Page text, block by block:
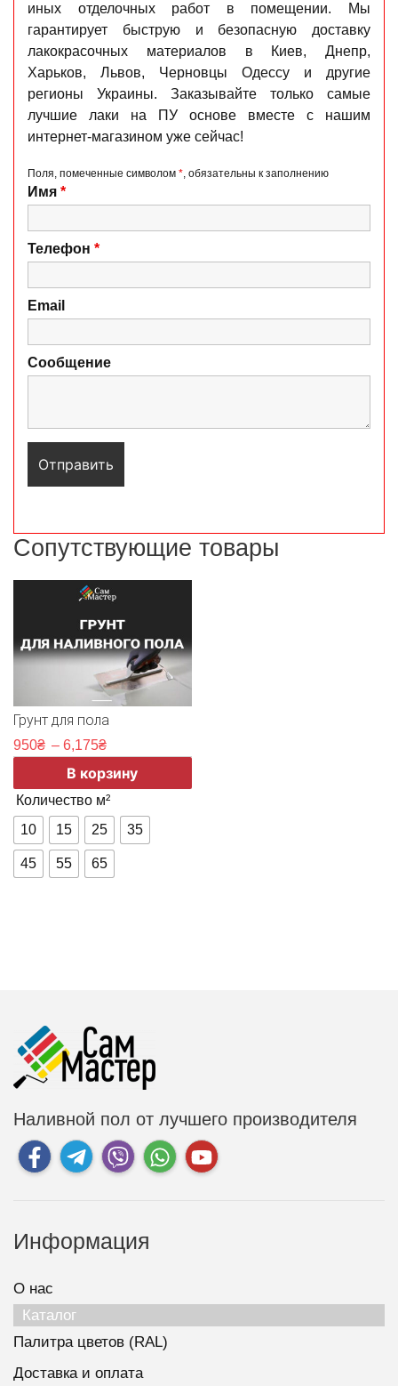
иных отделочных работ в помещении. Мы
гарантирует быструю и безопасную доставку
лакокрасочных материалов в Киев, Днепр,
Харьков, Львов, Черновцы Одессу и другие
регионы Украины. Заказывайте только самые
лучшие лаки на ПУ основе вместе с нашим
интернет-магазином уже сейчас!
Поля, помеченные символом *, обязательны к заполнению
Имя *
Телефон *
Email
Сообщение
Сопутствующие товары
Грунт для пола
950₴ –6,175₴
В корзину
Количество м²
10
15 25 35
45 55 65
Наливной пол от лучшего производителя
Информация
О нас
Каталог
Палитра цветов (RAL)
Доставка и оплата